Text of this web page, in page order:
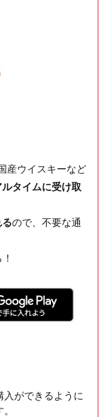
産ウイスキーなど
タイムに受け取
ので、不要な通
ができるように